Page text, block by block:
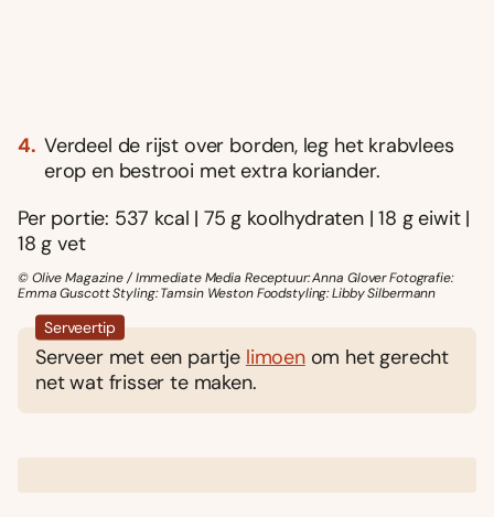
Verdeel de rijst over borden, leg het krabvlees
erop en bestrooi met extra koriander.
Per portie: 537 kcal | 75 g koolhydraten | 18 g eiwit |
18 g vet
© Olive Magazine / Immediate Media Receptuur: Anna Glover Fotografie:
Emma Guscott Styling: Tamsin Weston Foodstyling: Libby Silbermann
Serveertip
Serveer met een partje limoenom het gerecht
net wat frisser te maken.